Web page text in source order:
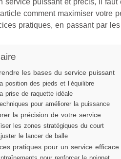
comment maximiser votre
pratiques, en passant par les
les bases du service puissant
position des pieds et l’équilibre
prise de raquette idéale
pour améliorer la puissance
la précision de votre service
les zones stratégiques du court
le lancer de balle
pratiques pour un service efficace